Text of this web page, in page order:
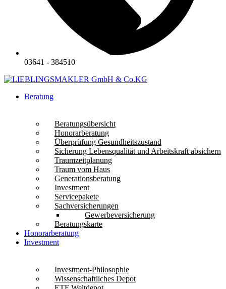
03641 - 384510
Beratung
Beratungsübersicht
Honorarberatung
Überprüfung Gesundheitszustand
Sicherung Lebensqualität und Arbeitskraft absichern
Traumzeitplanung
Traum vom Haus
Generationsberatung
Investment
Servicepakete
Sachversicherungen
Gewerbeversicherung
Beratungskarte
Honorarberatung
Investment
Investment-Philosophie
Wissenschaftliches Depot